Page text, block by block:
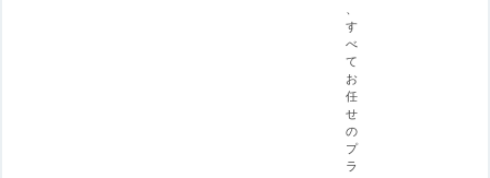
す
べ
て
お
任
せ
の
プ
ラ